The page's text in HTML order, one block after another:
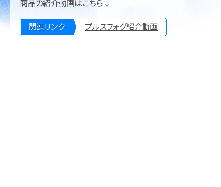
商品の紹介動画はこちら↓
関連リンク プルスフォグ紹介動画